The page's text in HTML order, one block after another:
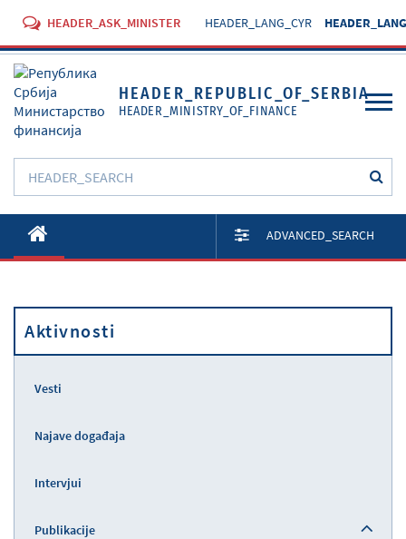
HEADER_ASK_MINISTER HEADER_LANG_CYR
HEADER_REPUBLIC_OF_SERBIA
HEADER_MINISTRY_OF_FINANCE
O Ministarstvu
Aktivnosti
Propisi
ADVANCED_SEARCH
Aktivnosti
Vesti
Najave događaja
Intervjui
Publikacije